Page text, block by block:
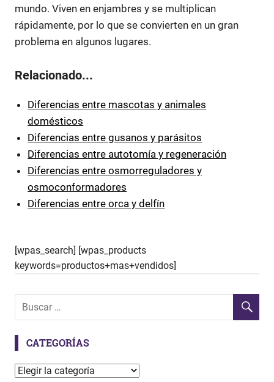
mundo. Viven en enjambres y se multiplican
rápidamente, por lo que se convierten en un gran
problema en algunos lugares.
Relacionado...
Diferencias entre mascotas y animales
domésticos
Diferencias entre gusanos y parásitos
Diferencias entre autotomía y regeneración
Diferencias entre osmorreguladores y
osmoconformadores
Diferencias entre orca y delfín
[wpas_search] [wpas_products
keywords=productos+mas+vendidos]
CATEGORÍAS
C